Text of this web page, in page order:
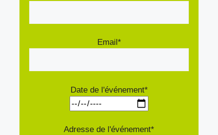
Email*
Date de l'événement*
Adresse de l'événement*